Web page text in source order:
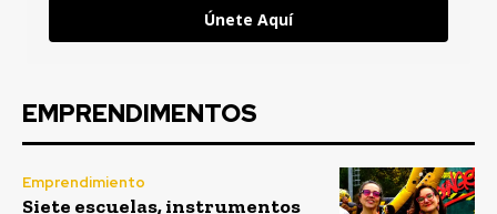
Únete Aquí
EMPRENDIMENTOS
Emprendimiento
Siete escuelas, instrumentos